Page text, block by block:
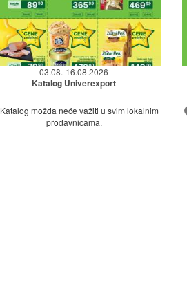
03.08.-16.08.2026
Katalog Univerexport
Katalog možda neće važiti u svim lokalnim
prodavnicama.